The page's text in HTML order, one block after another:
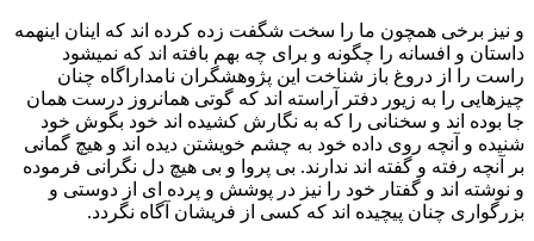
و نیز برخی همچون ما را سخت شگفت زده کرده اند که اینان اینهمه
داستان و افسانه را چگونه و برای چه بهم بافته اند که نمیشود
راست را از دروغ باز شناخت این پژوهشگران نامداراگاه چنان
چیزهایی را به زیور دفتر آراسته اند که گوتی همانروز درست همان
جا بوده اند و سخنانی را که به نگارش کشیده اند خود بگوش خود
شنیده و آنچه روی داده خود به چشم خویشتن دیده اند و هیچ گمانی
بر آنچه رفته و گفته اند ندارند. بی پروا و بی هیچ دل نگرانی فرموده
و نوشته اند و گفتار خود را نیز در پوشش و پرده ای از دوستی و
بزرگواری چنان پیچیده اند که کسی از فریشان آگاه نگردد.